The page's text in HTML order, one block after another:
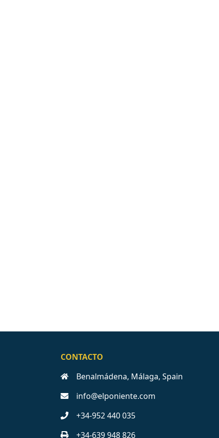
CONTACTO
Benalmádena, Málaga, Spain
info@elponiente.com
+34-952 440 035
+34-639 948 826